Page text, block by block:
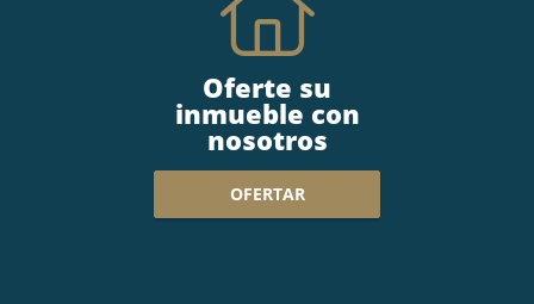
Oferte su
inmueble con
nosotros
OFERTAR